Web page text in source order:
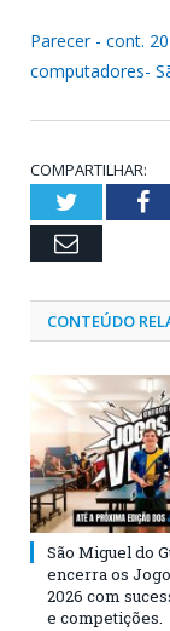
Parecer - cont.
computadores-
COMPARTILHAR:
Twitter
Email
CONTEÚDO
São Miguel do
encerra os
2026 com
e competições.